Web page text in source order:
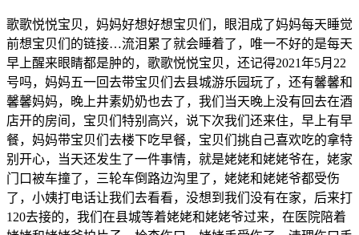
歌歌悦悦宝贝，妈妈好想好想宝贝们，眼泪成了妈妈每天睡觉
前想宝贝们的链接…流泪累了就会睡着了，唯一不好的是每天
早上醒来眼睛都是肿的，歌歌悦悦宝贝，还记得2021年5月22
号吗，妈妈五一回去带宝贝们去县城游乐园玩了，还有馨馨和
馨馨妈妈，晚上井素奶奶也去了，我们当天晚上没有回去在酒
店开的房间，宝贝们特别高兴，说下次我们还来住，早上有早
餐，妈妈带宝贝们去楼下吃早餐，宝贝们挑自己喜欢吃的拿特
别开心，当天还发生了一件事情，就是姥姥和姥姥爷在，姥家
门口被车撞了，三轮车倒路边沟里了，姥姥和姥姥爷都受伤
了，小姨打电话让我们去看看，没想到我们没有在家，后来打
120去接的，我们在县城等着姥姥和姥姥爷过来，在医院陪着